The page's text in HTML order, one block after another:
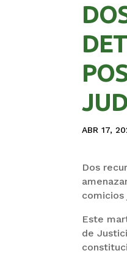
ABR 17,
Dos
comicios
Este
de